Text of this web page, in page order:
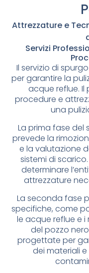
Attrezzature e
Servizi
Il servizio di
per garantire la
acque reflue. Il
procedure e
una
La prima fase del
prevede la
e la valutazione
sistemi di
determinare
attrezzature
La seconda fase
specifiche, come
le acque reflue e i
del pozzo
progettate per
dei materiali e